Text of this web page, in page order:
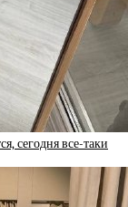
сегодня все-таки